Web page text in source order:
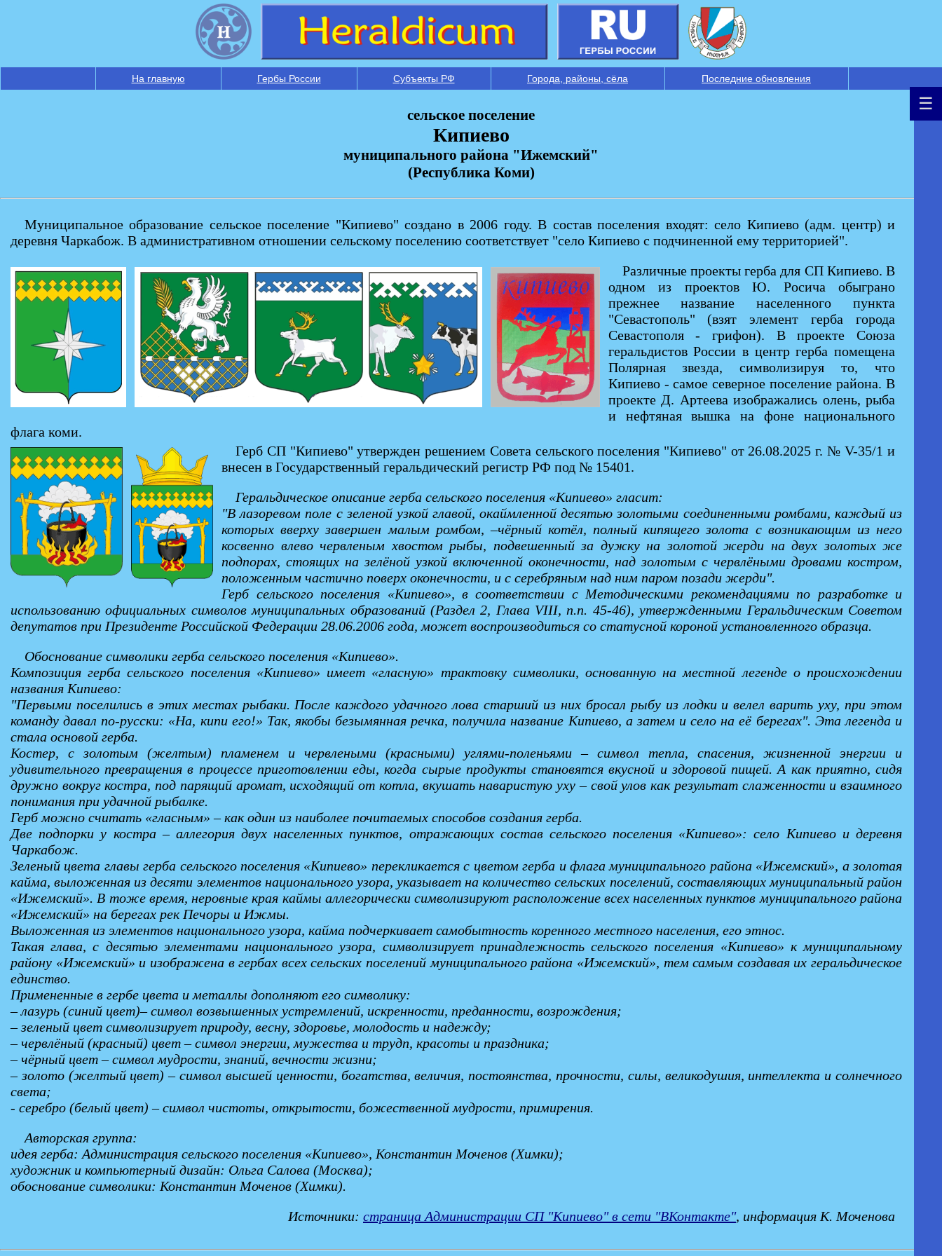
На главную Гербы России Субъекты РФ Города, районы, сёла Последние обновления
сельское поселение
Кипиево
муниципального района "Ижемский"
(Республика Коми)
Муниципальное образование сельское поселение "Кипиево" создано в 2006 году. В состав поселения входят: село Кипиево (адм. центр) и
деревня Чаркабож. В административном отношении сельскому поселению соответствует "село Кипиево с подчиненной ему территорией".
Различные проекты герба для СП Кипиево. В
одном из проектов Ю. Росича обыграно
прежнее название населенного пункта
"Севастополь" (взят элемент герба города
Севастополя - грифон). В проекте Союза
геральдистов России в центр герба помещена
Полярная звезда, символизируя то, что
Кипиево - самое северное поселение района. В
проекте Д. Артеева изображались олень, рыба
и нефтяная вышка на фоне национального
флага коми.
Герб СП "Кипиево" утвержден решением Совета сельского поселения "Кипиево" от 26.08.2025 г. № V-35/1 и
внесен в Государственный геральдический регистр РФ под № 15401.
Геральдическое описание герба сельского поселения «Кипиево» гласит:
"В лазоревом поле с зеленой узкой главой, окаймленной десятью золотыми соединенными ромбами, каждый из
которых вверху завершен малым ромбом, –чёрный котёл, полный кипящего золота с возникающим из него
косвенно влево червленым хвостом рыбы, подвешенный за дужку на золотой жерди на двух золотых же
подпорах, стоящих на зелёной узкой включенной оконечности, над золотым с червлёными дровами костром,
положенным частично поверх оконечности, и с серебряным над ним паром позади жерди".
Герб сельского поселения «Кипиево», в соответствии с Методическими рекомендациями по разработке и
использованию официальных символов муниципальных образований (Раздел 2, Глава VIII, п.п. 45-46), утвержденными Геральдическим Советом
депутатов при Президенте Российской Федерации 28.06.2006 года, может воспроизводиться со статусной короной установленного образца.
Обоснование символики герба сельского поселения «Кипиево».
Композиция герба сельского поселения «Кипиево» имеет «гласную» трактовку символики, основанную на местной легенде о происхождении
названия Кипиево:
"Первыми поселились в этих местах рыбаки. После каждого удачного лова старший из них бросал рыбу из лодки и велел варить уху, при этом
команду давал по-русски: «На, кипи его!» Так, якобы безымянная речка, получила название Кипиево, а затем и село на её берегах". Эта легенда и
стала основой герба.
Костер, с золотым (желтым) пламенем и червлеными (красными) углями-поленьями – символ тепла, спасения, жизненной энергии и
удивительного превращения в процессе приготовлении еды, когда сырые продукты становятся вкусной и здоровой пищей. А как приятно, сидя
дружно вокруг костра, под парящий аромат, исходящий от котла, вкушать наваристую уху – свой улов как результат слаженности и взаимного
понимания при удачной рыбалке.
Герб можно считать «гласным» – как один из наиболее почитаемых способов создания герба.
Две подпорки у костра – аллегория двух населенных пунктов, отражающих состав сельского поселения «Кипиево»: село Кипиево и деревня
Чаркабож.
Зеленый цвета главы герба сельского поселения «Кипиево» перекликается с цветом герба и флага муниципального района «Ижемский», а золотая
кайма, выложенная из десяти элементов национального узора, указывает на количество сельских поселений, составляющих муниципальный район
«Ижемский». В тоже время, неровные края каймы аллегорически символизируют расположение всех населенных пунктов муниципального района
«Ижемский» на берегах рек Печоры и Ижмы.
Выложенная из элементов национального узора, кайма подчеркивает самобытность коренного местного населения, его этнос.
Такая глава, с десятью элементами национального узора, символизирует принадлежность сельского поселения «Кипиево» к муниципальному
району «Ижемский» и изображена в гербах всех сельских поселений муниципального района «Ижемский», тем самым создавая их геральдическое
единство.
Примененные в гербе цвета и металлы дополняют его символику:
– лазурь (синий цвет)– символ возвышенных устремлений, искренности, преданности, возрождения;
– зеленый цвет символизирует природу, весну, здоровье, молодость и надежду;
– червлёный (красный) цвет – символ энергии, мужества и трудп, красоты и праздника;
– чёрный цвет – символ мудрости, знаний, вечности жизни;
– золото (желтый цвет) – символ высшей ценности, богатства, величия, постоянства, прочности, силы, великодушия, интеллекта и солнечного
света;
- серебро (белый цвет) – символ чистоты, открытости, божественной мудрости, примирения.
Авторская группа:
идея герба: Администрация сельского поселения «Кипиево», Константин Моченов (Химки);
художник и компьютерный дизайн: Ольга Салова (Москва);
обоснование символики: Константин Моченов (Химки).
Источники: страница Администрации СП "Кипиево" в сети "ВКонтакте", информация К. Моченова